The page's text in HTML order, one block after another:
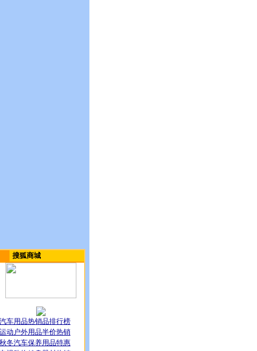
搜狐商城
汽车用品热销品排行榜
运动户外用品半价热销
秋冬汽车保养用品特惠